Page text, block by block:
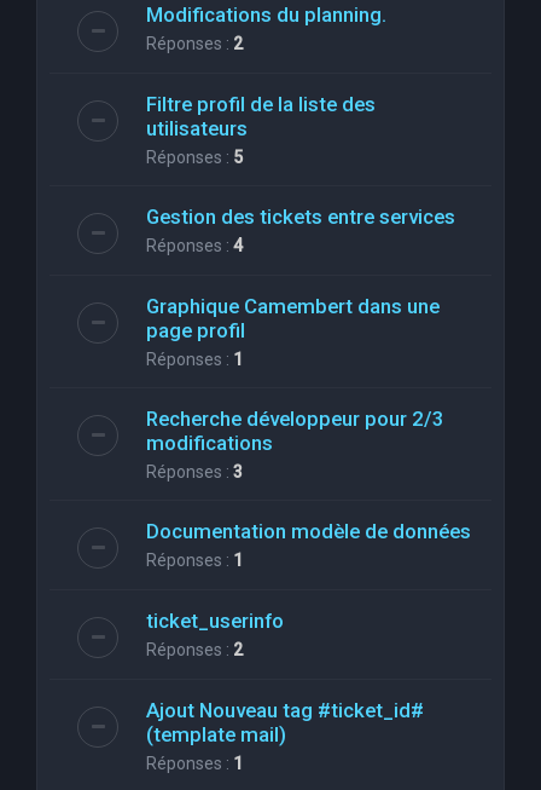
Modifications du planning.
Réponses : 2
Filtre profil de la liste des
utilisateurs
Réponses : 5
Gestion des tickets entre services
Réponses : 4
Graphique Camembert dans une
page profil
Réponses : 1
Recherche développeur pour 2/3
modifications
Réponses : 3
Documentation modèle de données
Réponses : 1
ticket_userinfo
Réponses : 2
Ajout Nouveau tag #ticket_id#
(template mail)
Réponses : 1